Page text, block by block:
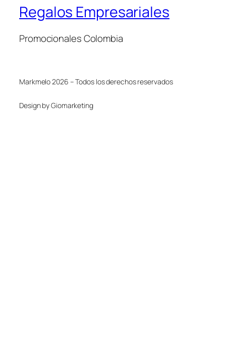
Regalos Empresariales
Promocionales Colombia
Markmelo 2026 – Todos los derechos reservados
Design by Giomarketing